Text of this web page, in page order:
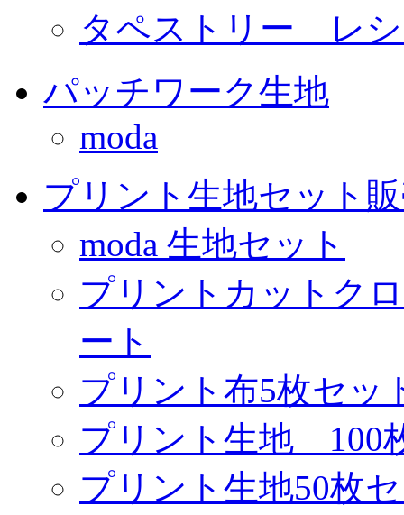
タペストリー レ
パッチワーク生地
moda
プリント生地セット
moda 生地セット
プリントカットク
ート
プリント布5枚セ
プリント生地 100
プリント生地50枚